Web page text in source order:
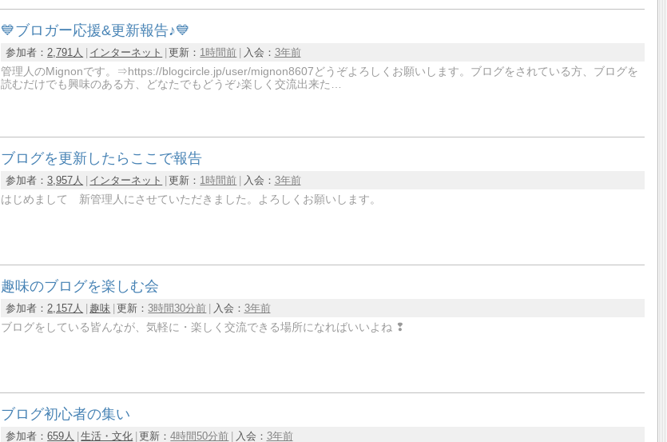
💙ブロガー応援&更新報告♪💙
参加者：2,791人 インターネット 更新： 1時間前 入会： 3年前
管理人のMignonです。⇒https://blogcircle.jp/user/mignon8607どうぞよろしくお願いします。ブログをされている方、ブログを
読むだけでも興味のある方、どなたでもどうぞ♪楽しく交流出来た…
ブログを更新したらここで報告
参加者：3,957人 インターネット 更新： 1時間前 入会： 3年前
はじめまして 新管理人にさせていただきました。よろしくお願いします。
趣味のブログを楽しむ会
参加者：2,157人 趣味 更新： 3時間30分前 入会： 3年前
ブログをしている皆んなが、気軽に・楽しく交流できる場所になればいいよね ❢
ブログ初心者の集い
参加者：659人 生活・文化 更新：4時間50分前 入会： 3年前